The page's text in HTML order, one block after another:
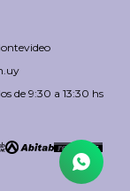
de 9:30 a 13:30 hs